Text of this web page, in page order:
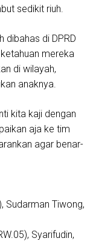
sedikit riuh.
dibahas di DPRD
mereka
di wilayah,
anaknya.
kita kaji dengan
aja ke tim
agar benar-
Sudarman Tiwong,
Syarifudin,